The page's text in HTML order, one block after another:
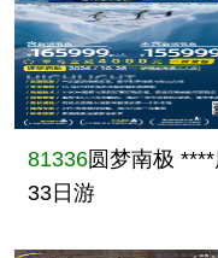
81336 圆梦南极
33日游